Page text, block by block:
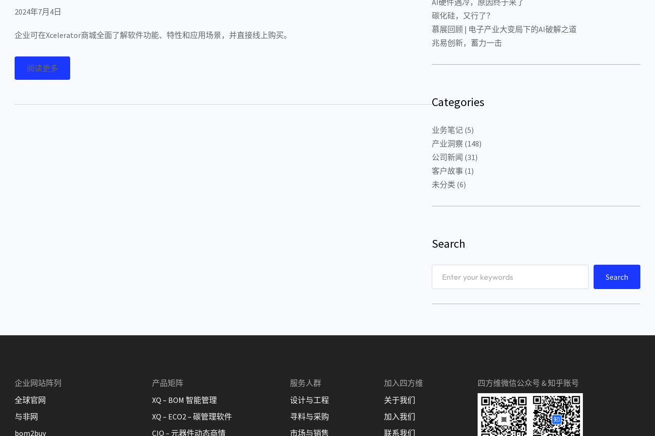
2024年7月4日
企业可在Xcelerator商城全面了解软件功能、特性和应用场景，并直接线上购买。
阅读更多
AI硬件遇冷，原因终于来了
碳化硅，又行了？
慕展回顾 | 电子产业大变局下的AI破解之道
兆易创新，蓄力一击
Categories
业务笔记(5)
产业洞察(148)
公司新闻 (31)
客户故事(1)
未分类 (6)
Search
Search
企业网站阵列
全球官网
与非网
bom2buy
产品矩阵
XQ – BOM 智能管理
XQ – ECO2 – 碳管理软件
CIQ – 元器件动态商情
服务人群
设计与工程
寻料与采购
市场与销售
加入四方维
关于我们
加入我们
联系我们
四方维微信公众号 & 知乎账号